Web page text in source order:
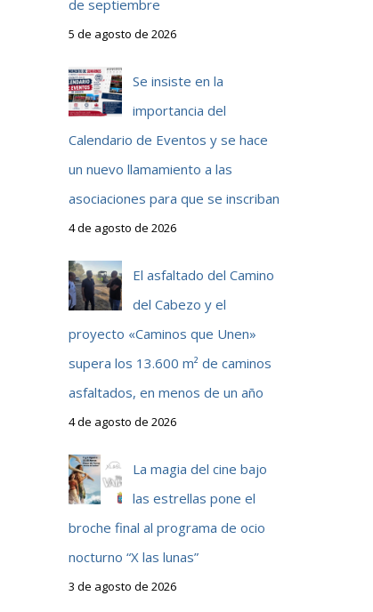
de septiembre
5 de agosto de 2026
Se insiste en la
importancia del
Calendario de Eventos y se hace
un nuevo llamamiento a las
asociaciones para que se inscriban
4 de agosto de 2026
El asfaltado del Camino
del Cabezo y el
proyecto «Caminos que Unen»
supera los 13.600 m² de caminos
asfaltados, en menos de un año
4 de agosto de 2026
La magia del cine bajo
las estrellas pone el
broche final al programa de ocio
nocturno “X las lunas”
3 de agosto de 2026